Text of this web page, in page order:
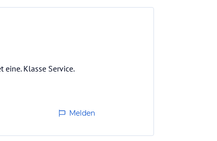
Klasse Service.
Melden